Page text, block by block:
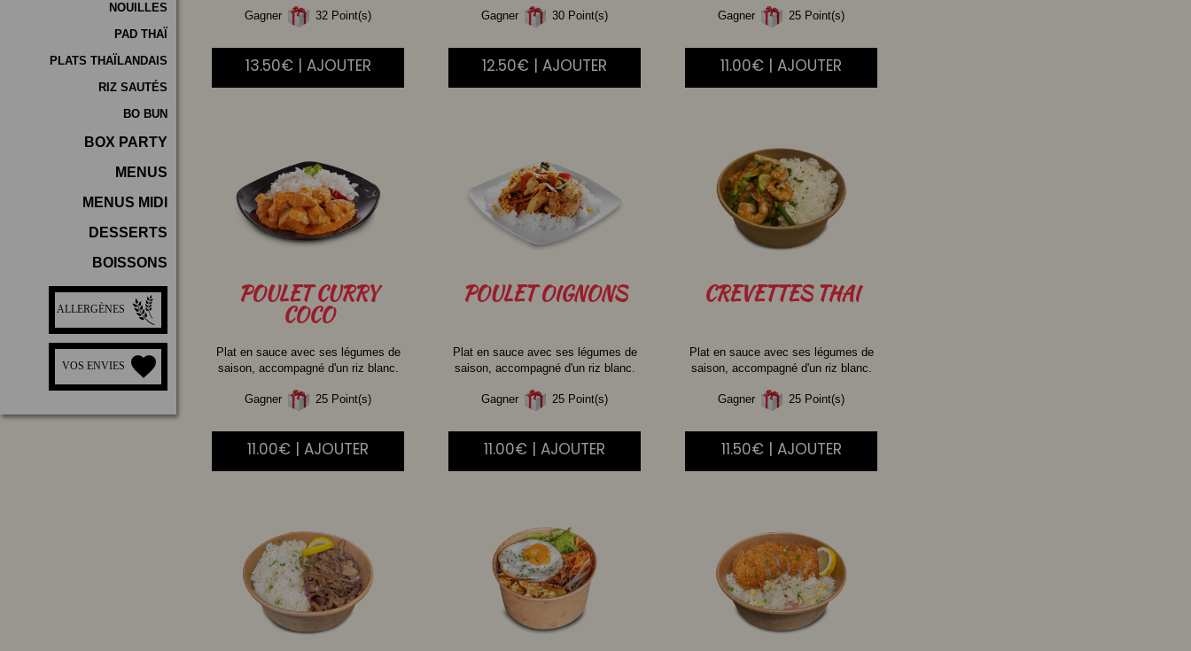
NOUILLES
PAD THAÏ
PLATS THAÏLANDAIS
RIZ SAUTÉS
BO BUN
BOX PARTY
MENUS
MENUS MIDI
DESSERTS
BOISSONS
ALLERGÈNES
VOS ENVIES
Gagner 32 Point(s)
13.50€ | AJOUTER
Gagner 30 Point(s)
12.50€ | AJOUTER
Gagner 25 Point(s)
11.00€ | AJOUTER
POULETCURRY
COCO
Plat en sauce avec ses légumes de
saison, accompagné d'un riz blanc.
Gagner 25 Point(s)
11.00€ | AJOUTER
POULETOIGNONS
Plat en sauce avec ses légumes de
saison, accompagné d'un riz blanc.
Gagner 25 Point(s)
11.00€ | AJOUTER
CREVETTESTHAI
Plat en sauce avec ses légumes de
saison, accompagné d'un riz blanc.
Gagner 25 Point(s)
11.50€ | AJOUTER